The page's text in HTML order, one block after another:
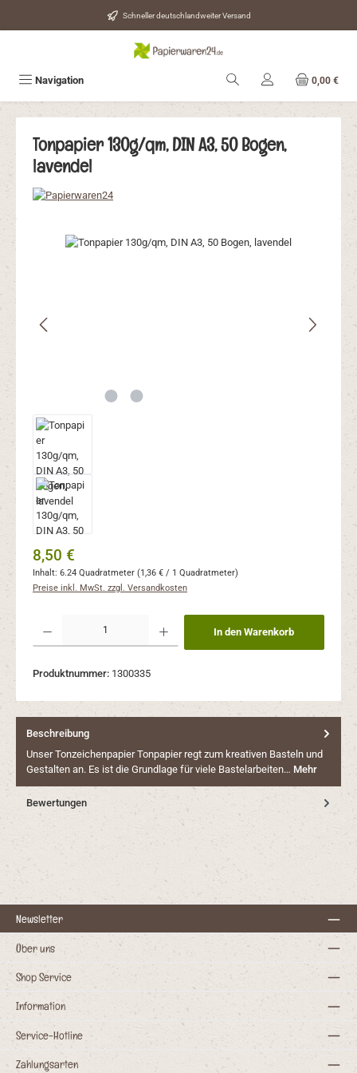
Zum Hauptinhalt springen Schneller deutschlandweiter Versand
Navigation 0,00 €
Tonpapier 130g/qm, DIN A3, 50 Bogen,
lavendel
Bildergalerie überspringen
Regulärer Preis:
8,50 €
Inhalt: 6.24 Quadratmeter (1,36 € / 1 Quadratmeter)
Preise inkl. MwSt. zzgl. Versandkosten
In den Warenkorb
Produktnummer: 1300335
Beschreibung
Unser Tonzeichenpapier Tonpapier regt zum kreativen Basteln und
Gestalten an. Es ist die Grundlage für viele Bastelarbeiten… Mehr
Bewertungen
Newsletter
Über uns
Shop Service
Information
Service-Hotline
Zahlungsarten